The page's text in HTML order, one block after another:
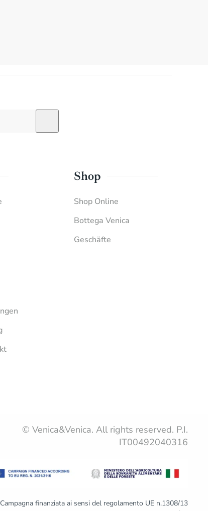
Shop
Shop Online
Bottega Venica
Geschäfte
© Venica&Venica. All rights reserved. P.I.
IT00492040316
Campagna finanziata ai sensi del regolamento UE n.1308/13